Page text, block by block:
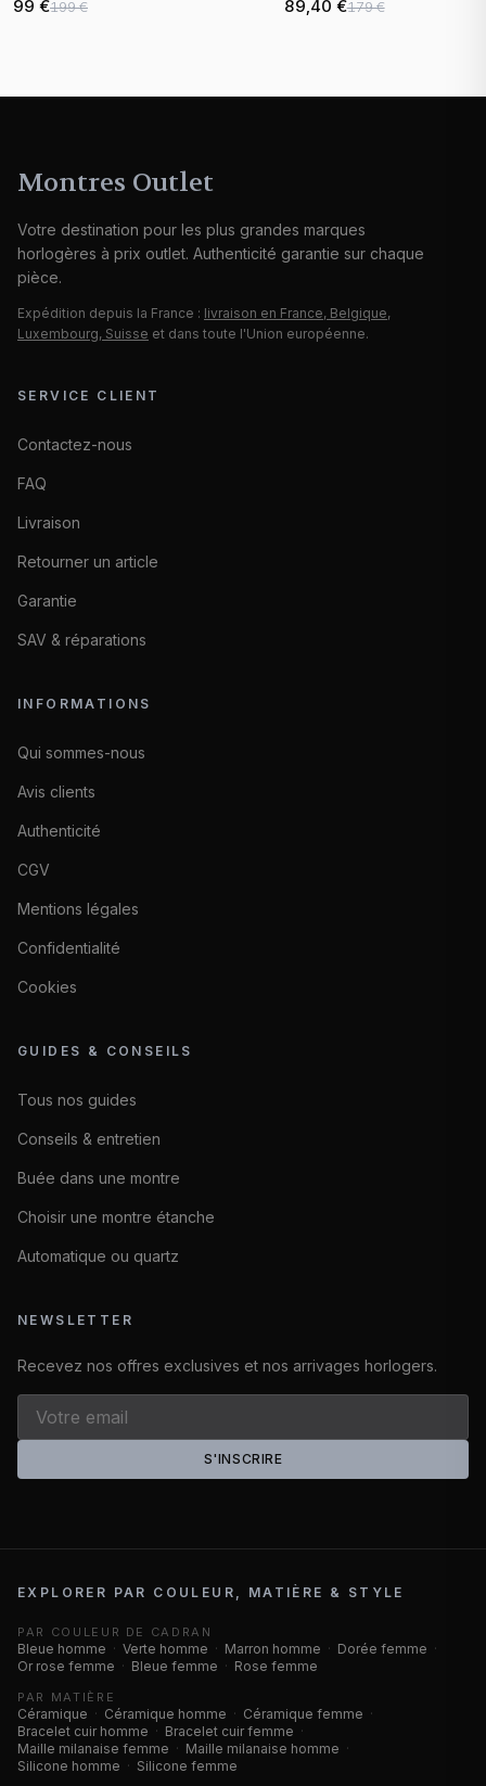
99 €199 € 89,40 €179 €
Montres Outlet
Votre destination pour les plus grandes marques
horlogères à prix outlet. Authenticité garantie sur chaque
pièce.
Expédition depuis la France : livraison en France, Belgique,
Luxembourg, Suisse et dans toute l'Union européenne.
SERVICE CLIENT
Contactez-nous
FAQ
Livraison
Retourner un article
Garantie
SAV & réparations
INFORMATIONS
Qui sommes-nous
Avis clients
Authenticité
CGV
Mentions légales
Confidentialité
Cookies
GUIDES & CONSEILS
Tous nos guides
Conseils & entretien
Buée dans une montre
Choisir une montre étanche
Automatique ou quartz
NEWSLETTER
Recevez nos offres exclusives et nos arrivages horlogers.
S'INSCRIRE
EXPLORER PAR COULEUR, MATIÈRE & STYLE
PAR COULEUR DE CADRAN
Bleue homme · Verte homme · Marron homme · Dorée femme ·
Or rose femme · Bleue femme · Rose femme
PAR MATIÈRE
Céramique · Céramique homme · Céramique femme ·
Bracelet cuir homme · Bracelet cuir femme ·
Maille milanaise femme · Maille milanaise homme ·
Silicone homme · Silicone femme